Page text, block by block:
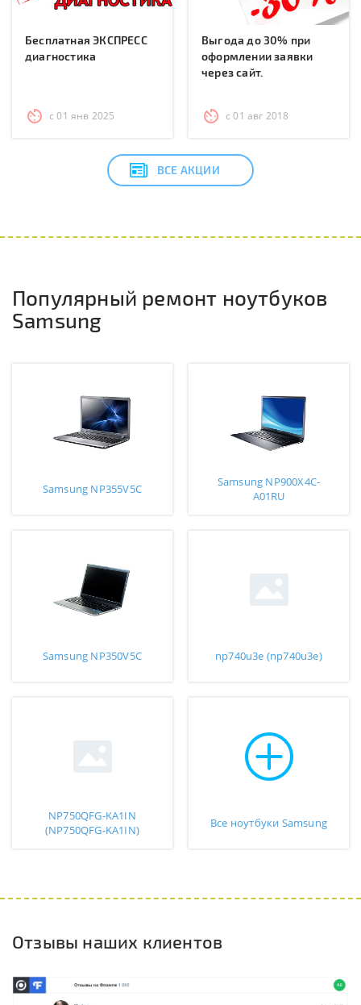
Бесплатная ЭКСПРЕСС
диагностика
с 01 янв 2025
Выгода до 30% при
оформлении заявки
через сайт.
с 01 авг 2018
ВСЕ АКЦИИ
Популярный ремонт ноутбуков
Samsung
Samsung NP355V5C
Samsung NP900X4C-
A01RU
Samsung NP350V5C np740u3e (np740u3e)
NP750QFG-KA1IN
(NP750QFG-KA1IN)
Все ноутбуки Samsung
Отзывы наших клиентов